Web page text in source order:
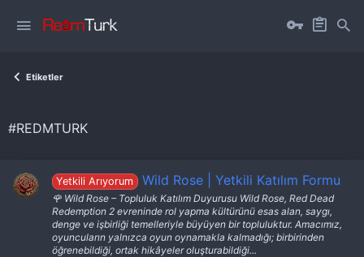
Etiketler
#REDMTURK
Yetkili Arıyorum Wild Rose | Yetkili Katılım Formu
🌹 Wild Rose – Topluluk Katılım Duyurusu Wild Rose, Red Dead
Redemption 2 evreninde rol yapma kültürünü esas alan, saygı,
denge ve işbirliği temelleriyle büyüyen bir topluluktur. Amacımız,
oyuncuların yalnızca oyun oynamakla kalmadığı; birbirinden
öğrenebildiği, ortak hikâyeler oluşturabildiği...